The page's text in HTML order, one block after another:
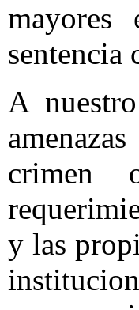
mayores
sentencia
A
crimen
y las